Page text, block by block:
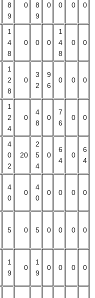
8
9
0
8
9
0 0 0 0
1
4
8
0 0 0
1
4
8
0 0
1
2
8
0
3
2
9
6
0 0 0
1
2
4
0
4
8
0
7
6
0 0
4
0
2
20
2
5
4
0
6
4
0
6
4
4
0
0
4
0
0 0 0 0
5 0 5 0 0 0 0
1
9
0
1
9
0 0 0 0